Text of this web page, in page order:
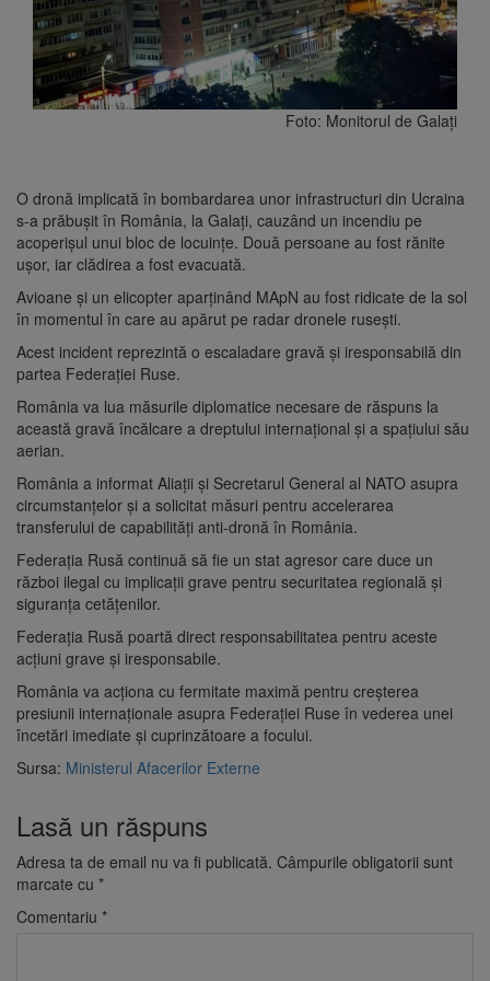
Foto: Monitorul de Galați
O dronă implicată în bombardarea unor infrastructuri din Ucraina
s-a prăbușit în România, la Galați, cauzând un incendiu pe
acoperișul unui bloc de locuințe. Două persoane au fost rănite
ușor, iar clădirea a fost evacuată.
Avioane și un elicopter aparținând MApN au fost ridicate de la sol
în momentul în care au apărut pe radar dronele rusești.
Acest incident reprezintă o escaladare gravă și iresponsabilă din
partea Federației Ruse.
România va lua măsurile diplomatice necesare de răspuns la
această gravă încălcare a dreptului internațional și a spațiului său
aerian.
România a informat Aliații și Secretarul General al NATO asupra
circumstanțelor și a solicitat măsuri pentru accelerarea
transferului de capabilități anti-dronă în România.
Federația Rusă continuă să fie un stat agresor care duce un
război ilegal cu implicații grave pentru securitatea regională și
siguranța cetățenilor.
Federația Rusă poartă direct responsabilitatea pentru aceste
acțiuni grave și iresponsabile.
România va acționa cu fermitate maximă pentru creșterea
presiunii internaționale asupra Federației Ruse în vederea unei
încetări imediate și cuprinzătoare a focului.
Sursa: Ministerul Afacerilor Externe
Lasă un răspuns
Adresa ta de email nu va fi publicată. Câmpurile obligatorii sunt
marcate cu *
Comentariu *